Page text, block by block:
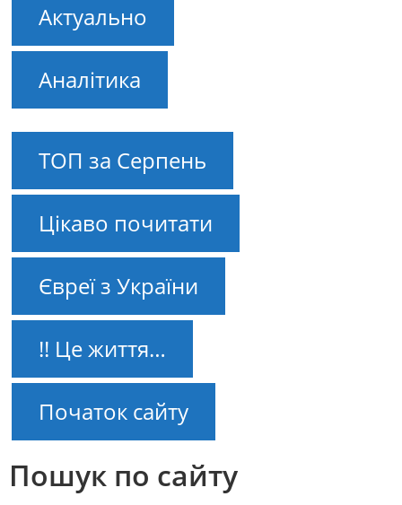
Актуально
Аналітика
ТОП за Серпень
Цікаво почитати
Євреї з України
!! Це життя…
Початок сайту
Пошук по сайту